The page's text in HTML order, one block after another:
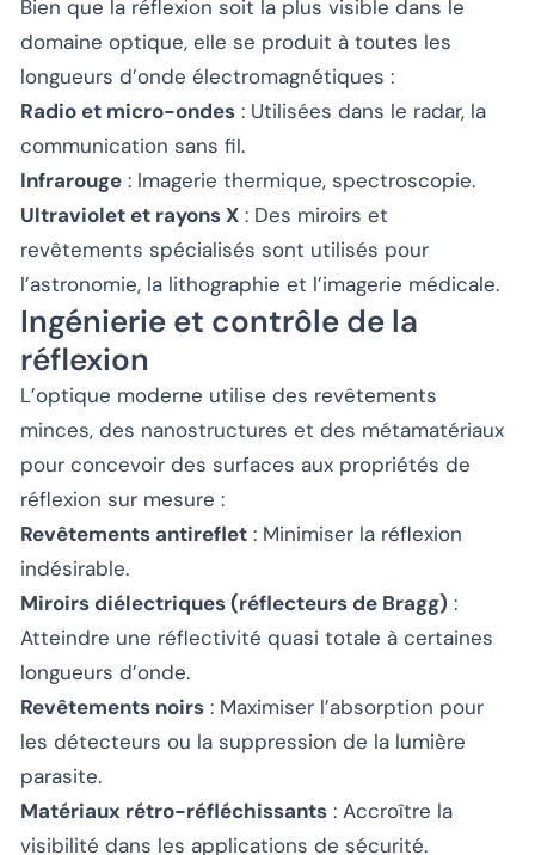
Bien que la réflexion soit la plus visible dans le
domaine optique, elle se produit à toutes les
longueurs d’onde électromagnétiques :
Radio et micro-ondes : Utilisées dans le radar, la
communication sans fil.
Infrarouge : Imagerie thermique, spectroscopie.
Ultraviolet et rayons X : Des miroirs et
revêtements spécialisés sont utilisés pour
l’astronomie, la lithographie et l’imagerie médicale.
Ingénierie et contrôle de la
réflexion
L’optique moderne utilise des revêtements
minces, des nanostructures et des métamatériaux
pour concevoir des surfaces aux propriétés de
réflexion sur mesure :
Revêtements antireflet : Minimiser la réflexion
indésirable.
Miroirs diélectriques (réflecteurs de Bragg) :
Atteindre une réflectivité quasi totale à certaines
longueurs d’onde.
Revêtements noirs : Maximiser l’absorption pour
les détecteurs ou la suppression de la lumière
parasite.
Matériaux rétro-réfléchissants : Accroître la
visibilité dans les applications de sécurité.